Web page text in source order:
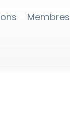
Membres